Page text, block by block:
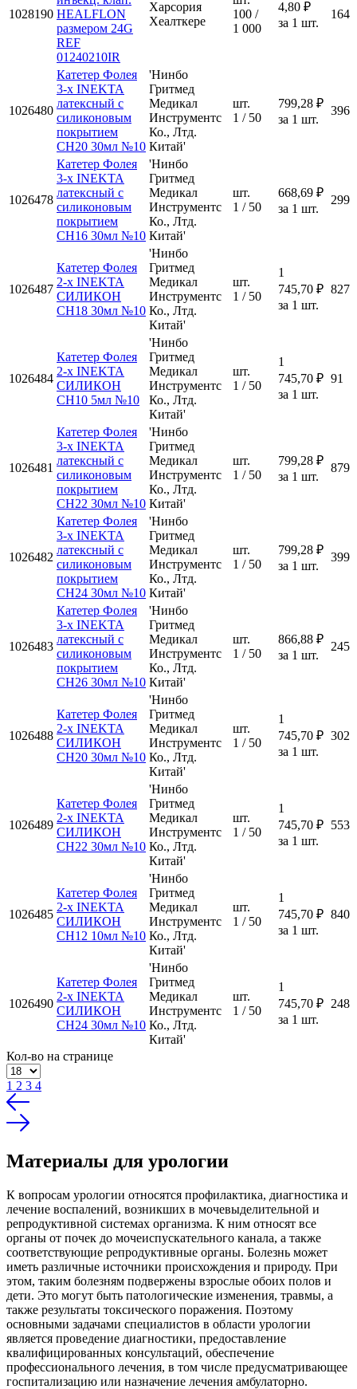
1028190 HEALFLON
размером 24G
REF
01240210IR
Харсория
Хеалткере
100 /
1 000
4,80 ₽
за 1 шт.
164
1026480
Катетер Фолея
3-х INEKTA
латексный с
силиконовым
покрытием
CH20 30мл №10
'Нинбо
Гритмед
Медикал
Инструментс
Ко., Лтд.
Китай'
шт.
1 / 50
799,28 ₽
за 1 шт.
396
1026478
Катетер Фолея
3-х INEKTA
латексный с
силиконовым
покрытием
CH16 30мл №10
'Нинбо
Гритмед
Медикал
Инструментс
Ко., Лтд.
Китай'
шт.
1 / 50
668,69 ₽
за 1 шт.
299
1026487
Катетер Фолея
2-х INEKTA
СИЛИКОН
CH18 30мл №10
'Нинбо
Гритмед
Медикал
Инструментс
Ко., Лтд.
Китай'
шт.
1 / 50
1
745,70 ₽
за 1 шт.
827
1026484
Катетер Фолея
2-х INEKTA
СИЛИКОН
CH10 5мл №10
'Нинбо
Гритмед
Медикал
Инструментс
Ко., Лтд.
Китай'
шт.
1 / 50
1
745,70 ₽
за 1 шт.
91
1026481
Катетер Фолея
3-х INEKTA
латексный с
силиконовым
покрытием
CH22 30мл №10
'Нинбо
Гритмед
Медикал
Инструментс
Ко., Лтд.
Китай'
шт.
1 / 50
799,28 ₽
за 1 шт.
879
1026482
Катетер Фолея
3-х INEKTA
латексный с
силиконовым
покрытием
CH24 30мл №10
'Нинбо
Гритмед
Медикал
Инструментс
Ко., Лтд.
Китай'
шт.
1 / 50
799,28 ₽
за 1 шт.
399
1026483
Катетер Фолея
3-х INEKTA
латексный с
силиконовым
покрытием
CH26 30мл №10
'Нинбо
Гритмед
Медикал
Инструментс
Ко., Лтд.
Китай'
шт.
1 / 50
866,88 ₽
за 1 шт.
245
1026488
Катетер Фолея
2-х INEKTA
СИЛИКОН
CH20 30мл №10
'Нинбо
Гритмед
Медикал
Инструментс
Ко., Лтд.
Китай'
шт.
1 / 50
1
745,70 ₽
за 1 шт.
302
1026489
Катетер Фолея
2-х INEKTA
СИЛИКОН
CH22 30мл №10
'Нинбо
Гритмед
Медикал
Инструментс
Ко., Лтд.
Китай'
шт.
1 / 50
1
745,70 ₽
за 1 шт.
553
1026485
Катетер Фолея
2-х INEKTA
СИЛИКОН
CH12 10мл №10
'Нинбо
Гритмед
Медикал
Инструментс
Ко., Лтд.
Китай'
шт.
1 / 50
1
745,70 ₽
за 1 шт.
840
1026490
Катетер Фолея
2-х INEKTA
СИЛИКОН
CH24 30мл №10
'Нинбо
Гритмед
Медикал
Инструментс
Ко., Лтд.
Китай'
шт.
1 / 50
1
745,70 ₽
за 1 шт.
248
Кол-во на странице
1 2 3 4
Материалы для урологии
К вопросам урологии относятся профилактика, диагностика и
лечение воспалений, возникших в мочевыделительной и
репродуктивной системах организма. К ним относят все
органы от почек до мочеиспускательного канала, а также
соответствующие репродуктивные органы. Болезнь может
иметь различные источники происхождения и природу. При
этом, таким болезням подвержены взрослые обоих полов и
дети. Это могут быть патологические изменения, травмы, а
также результаты токсического поражения. Поэтому
основными задачами специалистов в области урологии
является проведение диагностики, предоставление
квалифицированных консультаций, обеспечение
профессионального лечения, в том числе предусматривающее
госпитализацию или назначение лечения амбулаторно.